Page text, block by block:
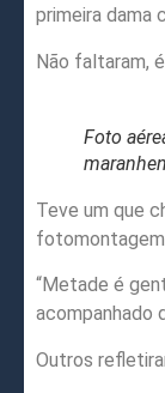
primeira dama
Não faltaram,
Foto
Teve um que
“Metade é
acompanhado
Outros